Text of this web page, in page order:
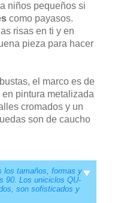
niños pequeños si
como payasos.
risas en ti y en
pieza para hacer
el marco es de
pintura metalizada
cromados y un
son de caucho
los tamaños, formas y
90. Los uniciclos QU-
son sofisticados y